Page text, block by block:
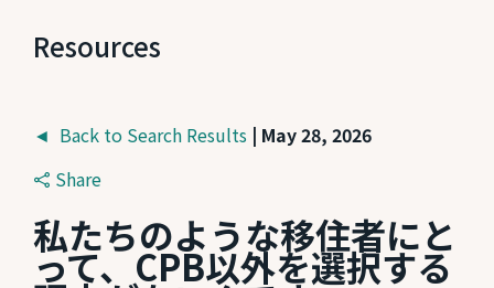
Resources
◄ Back to Search Results | May 28, 2026
Share
私たちのような移住者にと
って、CPB以外を選択する